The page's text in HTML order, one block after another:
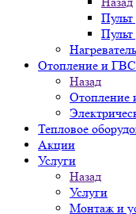
Пульт
Отопление и ГВС
Назад
Отопление
Тепловое
Акции
Услуги
Назад
Услуги
Монтаж и